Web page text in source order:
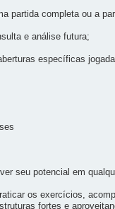
partida completa ou a
e análise futura;
específicas
seu potencial em
os exercícios,
fortes e